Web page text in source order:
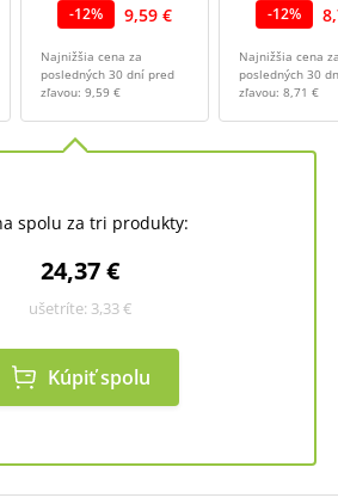
-12% 9,59 €
Najnižšia cena za
posledných 30 dní pred
zľavou: 9,59 €
-12%
Najnižšia cena
posledných 30
zľavou: 8,71 €
spolu za tri produkty:
24,37 €
ušetríte: 3,33 €
Kúpiť spolu